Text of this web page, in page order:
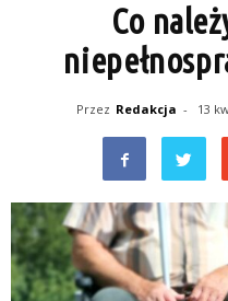
Co
Przez Redakcja - 13